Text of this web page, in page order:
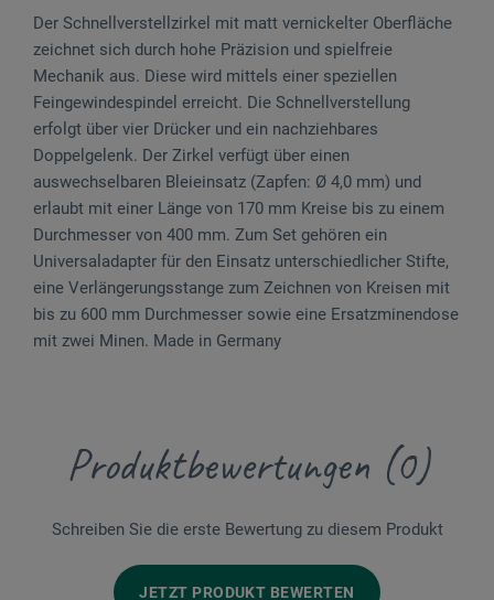
Der Schnellverstellzirkel mit matt vernickelter Oberfläche
zeichnet sich durch hohe Präzision und spielfreie
Mechanik aus. Diese wird mittels einer speziellen
Feingewindespindel erreicht. Die Schnellverstellung
erfolgt über vier Drücker und ein nachziehbares
Doppelgelenk. Der Zirkel verfügt über einen
auswechselbaren Bleieinsatz (Zapfen: Ø 4,0 mm) und
erlaubt mit einer Länge von 170 mm Kreise bis zu einem
Durchmesser von 400 mm. Zum Set gehören ein
Universaladapter für den Einsatz unterschiedlicher Stifte,
eine Verlängerungsstange zum Zeichnen von Kreisen mit
bis zu 600 mm Durchmesser sowie eine Ersatzminendose
mit zwei Minen. Made in Germany
Produktbewertungen (0)
Schreiben Sie die erste Bewertung zu diesem Produkt
JETZT PRODUKT BEWERTEN